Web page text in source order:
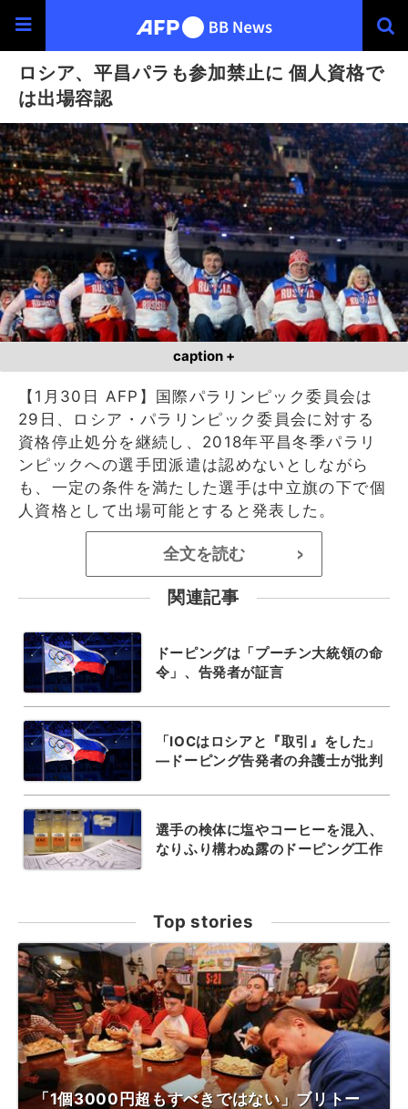
ロシア、平昌パラも参加禁止に 個人資格で
は出場容認
caption +
【1月30日 AFP】国際パラリンピック委員会は
29日、ロシア・パラリンピック委員会に対する
資格停止処分を継続し、2018年平昌冬季パラリ
ンピックへの選手団派遣は認めないとしながら
も、一定の条件を満たした選手は中立旗の下で個
人資格として出場可能とすると発表した。
全文を読む >
関連記事
ドーピングは「プーチン大統領の命
令」、告発者が証言
「IOCはロシアと『取引』をした」
―ドーピング告発者の弁護士が批判
選手の検体に塩やコーヒーを混入、
なりふり構わぬ露のドーピング工作
Top stories
「1個3000円超もすべきではない」ブリトー